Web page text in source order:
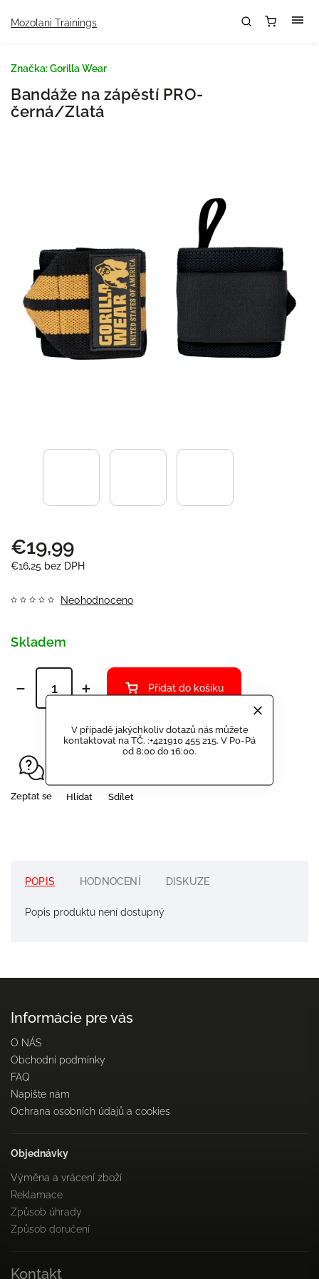
V případě jakýchkoliv dotazů nás můžete
kontaktovat na TČ. :+421910 455 215. V Po-Pá
od 8:00 do 16:00.
Mozolani Trainings
Bandáže na zápěstí PRO-
černá/Zlatá
€19,99
€16,25 bez DPH
Neohodnoceno
Značka:Gorilla Wear
Skladem
Přidat do košíku
Zeptat se Hlídat Sdílet
POPIS HODNOCENÍ DISKUZE
Popis produktu není dostupný
Informácie pre vás
O NÁS
Obchodní podmínky
FAQ
Napište nám
Ochrana osobních údajů a cookies
Objednávky
Výměna a vrácení zboží
Reklamace
Způsob úhrady
Způsob doručení
Kontakt